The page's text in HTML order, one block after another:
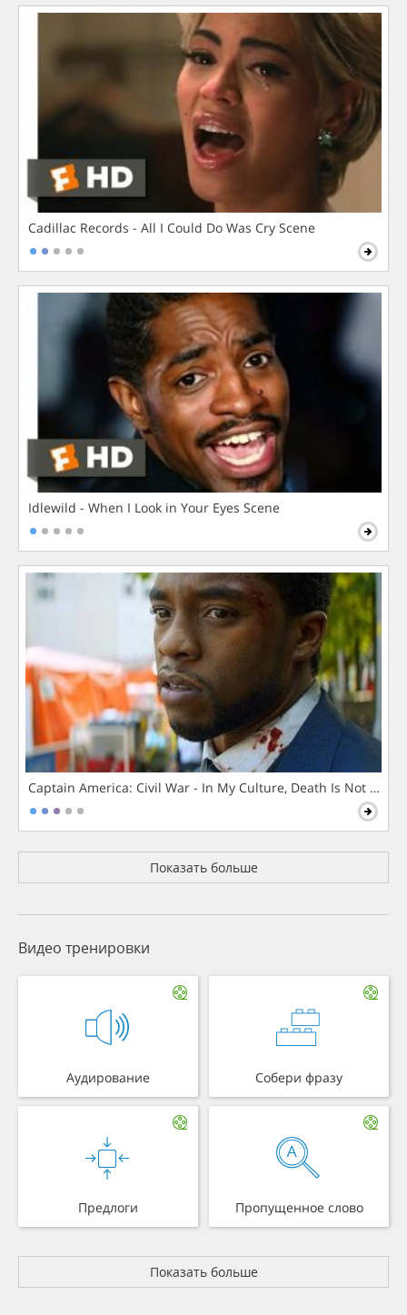
Cadillac Records - All I Could Do Was Cry Scene
Idlewild - When I Look in Your Eyes Scene
Captain America: Civil War - In My Culture, Death Is Not The
Показать больше
Видео тренировки
Аудирование Собери фразу
Предлоги Пропущенное слово
Показать больше